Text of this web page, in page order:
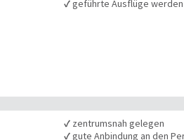
✓geführte Ausflüge
✓ zentrumsnah gelegen
✓gute Anbindung an den